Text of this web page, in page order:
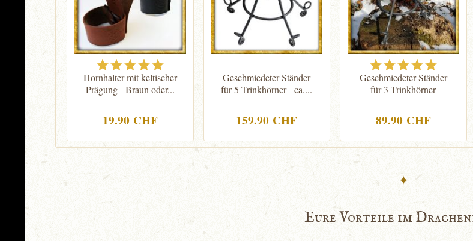
Hornhalter mit keltischer
Prägung - Braun oder...
19.90 CHF
Geschmiedeter Ständer
für 5 Trinkhörner - ca....
159.90 CHF
Geschmiedeter Ständer
für 3 Trinkhörner
89.90 CHF
✦
Eure Vorteile im